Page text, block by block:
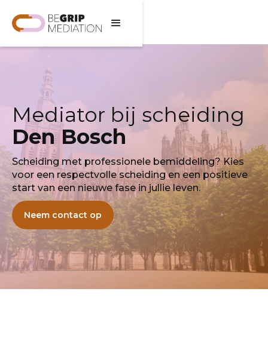
Mediator bij scheiding
Den Bosch
Scheiding met professionele bemiddeling? Kies
voor een respectvolle scheiding en een positieve
start van een nieuwe fase in jullie leven.
Neem contact op